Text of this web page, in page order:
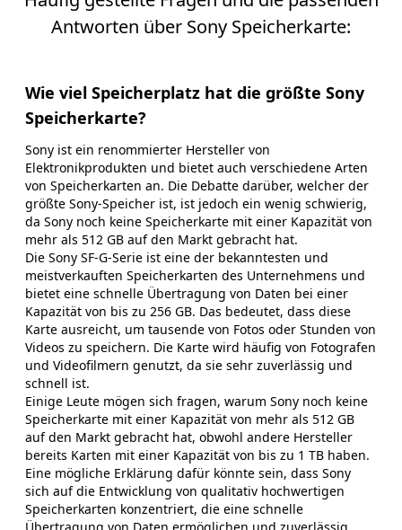
Antworten über Sony Speicherkarte:
Wie viel Speicherplatz hat die größte Sony
Speicherkarte?
Sony ist ein renommierter Hersteller von
Elektronikprodukten und bietet auch verschiedene Arten
von Speicherkarten an. Die Debatte darüber, welcher der
größte Sony-Speicher ist, ist jedoch ein wenig schwierig,
da Sony noch keine Speicherkarte mit einer Kapazität von
mehr als 512 GB auf den Markt gebracht hat.
Die Sony SF-G-Serie ist eine der bekanntesten und
meistverkauften Speicherkarten des Unternehmens und
bietet eine schnelle Übertragung von Daten bei einer
Kapazität von bis zu 256 GB. Das bedeutet, dass diese
Karte ausreicht, um tausende von Fotos oder Stunden von
Videos zu speichern. Die Karte wird häufig von Fotografen
und Videofilmern genutzt, da sie sehr zuverlässig und
schnell ist.
Einige Leute mögen sich fragen, warum Sony noch keine
Speicherkarte mit einer Kapazität von mehr als 512 GB
auf den Markt gebracht hat, obwohl andere Hersteller
bereits Karten mit einer Kapazität von bis zu 1 TB haben.
Eine mögliche Erklärung dafür könnte sein, dass Sony
sich auf die Entwicklung von qualitativ hochwertigen
Speicherkarten konzentriert, die eine schnelle